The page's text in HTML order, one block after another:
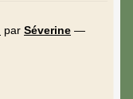
par Séverine —